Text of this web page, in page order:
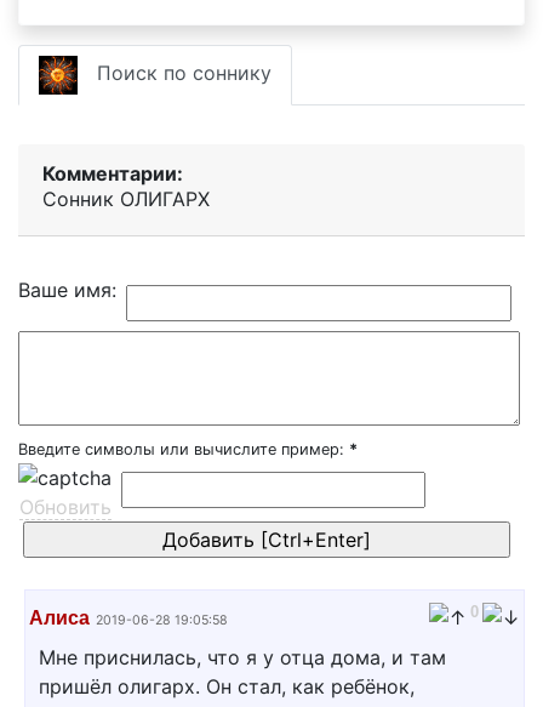
Поиск по соннику
Комментарии:
Сонник ОЛИГАРХ
Ваше имя:
Введите символы или вычислите пример: *
Обновить
Алиса 2019-06-28 19:05:58 0
Мне приснилась, что я у отца дома, и там
пришёл олигарх. Он стал, как ребёнок,